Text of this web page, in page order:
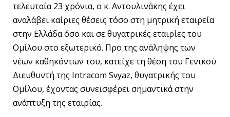
τελευταία 23 χρόνια, ο κ. Αντουλινάκης έχει
αναλάβει καίριες θέσεις τόσο στη μητρική εταιρεία
στην Ελλάδα όσο και σε θυγατρικές εταιρίες του
Ομίλου στο εξωτερικό. Προ της ανάληψης των
νέων καθηκόντων του, κατείχε τη θέση του Γενικού
Διευθυντή της Intracom Svyaz, θυγατρικής του
Ομίλου, έχοντας συνεισφέρει σημαντικά στην
ανάπτυξη της εταιρίας.